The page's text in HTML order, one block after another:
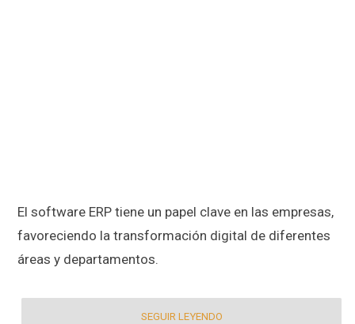
El software ERP tiene un papel clave en las empresas,
favoreciendo la transformación digital de diferentes
áreas y departamentos.
SEGUIR LEYENDO